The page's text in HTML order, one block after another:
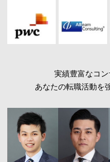
実績豊富なコン
あなたの転職活動を